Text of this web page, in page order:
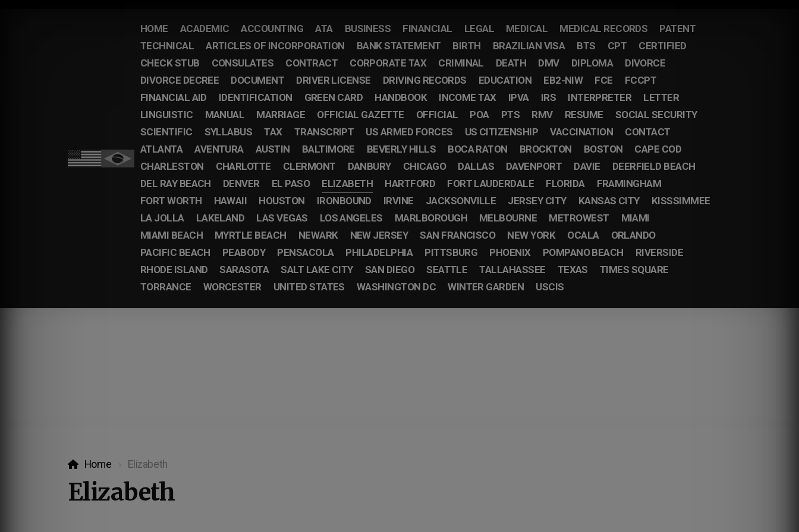
HOME ACADEMIC ACCOUNTING ATA BUSINESS FINANCIAL LEGAL MEDICAL MEDICAL RECORDS
PATENT
TECHNICAL
ARTICLES OF INCORPORATION BANK STATEMENT BIRTH BRAZILIAN VISA BTS CPT
CERTIFIED
CHECK STUB
CONSULATES CONTRACT CORPORATE TAX CRIMINAL DEATH DMV DIPLOMA
DIVORCE
DIVORCE DECREE
DOCUMENT DRIVER LICENSE DRIVING RECORDS EDUCATION EB2-NIW FCE
FCCPT
FINANCIAL AID
IDENTIFICATION GREEN CARD HANDBOOK INCOME TAX IPVA IRS INTERPRETER
LETTER
LINGUISTIC
MANUAL MARRIAGE OFFICIAL GAZETTE OFFICIAL POA PTS RMV RESUME
SOCIAL SECURITY
SCIENTIFIC
SYLLABUS TAX TRANSCRIPT US ARMED FORCES US CITIZENSHIP VACCINATION
CONTACT
ATLANTA
AVENTURA AUSTIN BALTIMORE BEVERLY HILLS BOCA RATON BROCKTON BOSTON
CAPE COD
CHARLESTON
CHARLOTTE CLERMONT DANBURY CHICAGO DALLAS DAVENPORT DAVIE
DEERFIELD BEACH
DEL RAY BEACH
DENVER EL PASO ELIZABETH HARTFORD FORT LAUDERDALE FLORIDA
FRAMINGHAM
FORT WORTH
HAWAII HOUSTON IRONBOUND IRVINE JACKSONVILLE JERSEY CITY KANSAS CITY
KISSSIMMEE
LA JOLLA
LAKELAND LAS VEGAS LOS ANGELES MARLBOROUGH MELBOURNE METROWEST
MIAMI
MIAMI BEACH
MYRTLE BEACH NEWARK NEW JERSEY SAN FRANCISCO NEW YORK OCALA
ORLANDO
PACIFIC BEACH
PEABODY PENSACOLA PHILADELPHIA PITTSBURG PHOENIX POMPANO BEACH
RIVERSIDE
RHODE ISLAND
SARASOTA SALT LAKE CITY SAN DIEGO SEATTLE TALLAHASSEE TEXAS
TIMES SQUARE
TORRANCE
WORCESTER UNITED STATES WASHINGTON DC WINTER GARDEN USCIS
Home Elizabeth
Elizabeth